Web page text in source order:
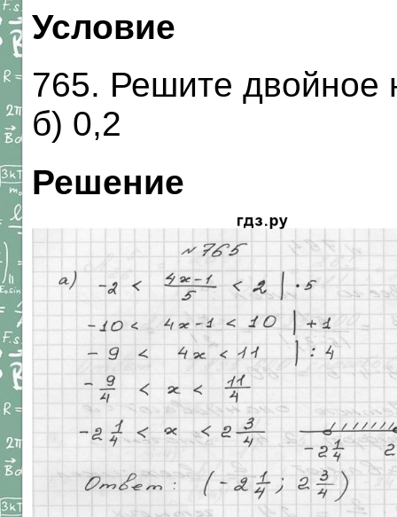
Условие
765. Решите
б) 0,2
Решение